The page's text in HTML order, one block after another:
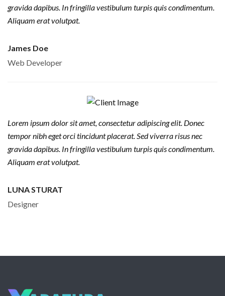
gravida dapibus. In fringilla vestibulum turpis quis condimentum.
Aliquam erat volutpat.
James Doe
Web Developer
Lorem ipsum dolor sit amet, consectetur adipiscing elit. Donec
tempor nibh eget orci tincidunt placerat. Sed viverra risus nec
gravida dapibus. In fringilla vestibulum turpis quis condimentum.
Aliquam erat volutpat.
LUNA STURAT
Designer